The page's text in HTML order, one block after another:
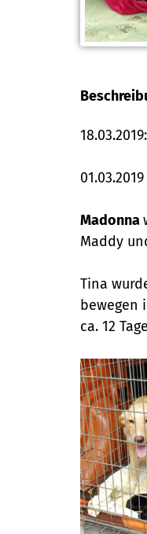
01.03.2019
Madonna
Maddy
Tina
bewegen
ca. 12